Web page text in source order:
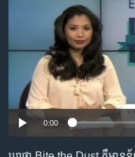
ទៅ​
សម្ព័ន្ធ​
រំលង​
ចូល​
ទូរទស្សន៍ / វីដេអូ​
វិទ្យុ / ផតខាសថ៍
កម្មវិធីទាំងអស់
Khmer English
No media
0:00